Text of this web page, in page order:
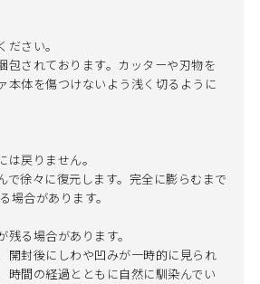
さい。
包されております。カッターや刃物を
本体を傷つけないよう浅く切るように
は戻りません。
で徐々に復元します。完全に膨らむまで
場合があります。
る場合があります。
開封後にしわや凹みが一時的に見られ
時間の経過とともに自然に馴染んでい